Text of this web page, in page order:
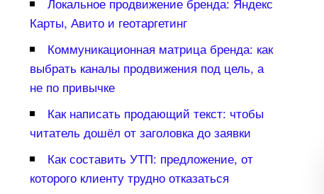
Карты, Авито и геотаргетин
Коммуникационная матрица бренда: как
ыбрать каналы продвижения под цель, а
не по привычке
Как написать продающий текст: чтобы
читатель дошёл от заголовка до заявки
Как составить УТП: предложение, от
которого клиенту трудно отказаться